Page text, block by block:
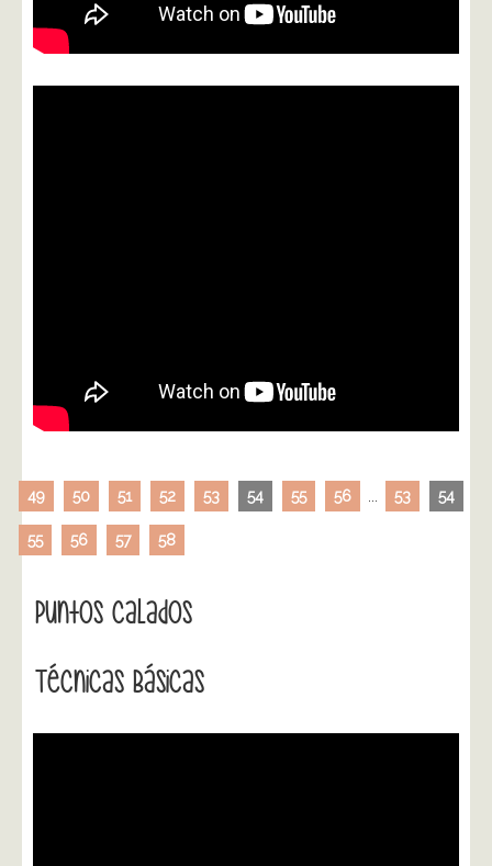
49 50 51 52 53 54 55 56 53 54
55 56 57 58
Puntos Calados
Técnicas Básicas